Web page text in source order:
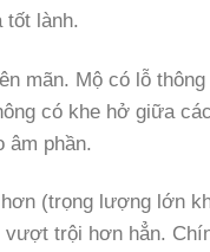
tốt lành.
mãn. Mộ có lỗ
có khe hở giữa
âm phần.
(trọng lượng lớn
vượt trội hơn hẳn.